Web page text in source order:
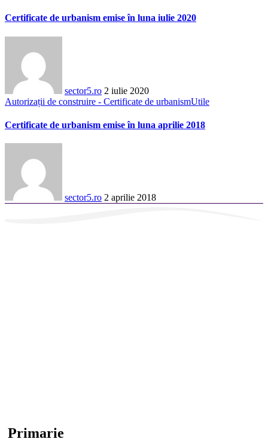
Certificate de urbanism emise în luna iulie 2020
sector5.ro 2 iulie 2020
Autorizații de construire - Certificate de urbanismUtile
Certificate de urbanism emise în luna aprilie 2018
sector5.ro 2 aprilie 2018
Primarie